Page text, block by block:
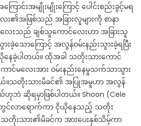
င်းအမျိုးမျိုးကြောင့် ပေါင်းစည်းခွင့်မရ
း၏အဖြစ်သည် အခြားလူများကို စာနာ
ေးသည် ချစ်သူကောင်လေးဟာ အခြားသူ
ောကြောင့် အလွန်ဝမ်းနည်းသွားခဲ့ရပြီး
နေခဲ့ပါတယ်။ ထိုအခါ သတိုးသားကောင်
င်မလေးအား ဝမ်းနည်းနေမှုသက်သာသွား
ယ်။သတိုးသားမိခင်၏ အပြုအမူဟာ အလွန်
ဘဲ ဆိုရမှာဖြစ်ပါတယ်။ Shoon (Cele
ပွဲတွင်လာရောက်ကာ ငိုယိုနေသည့် သတိုး
သတိုးသား၏မိခင်က အားပေးနှစ်သိမ့်ကာ